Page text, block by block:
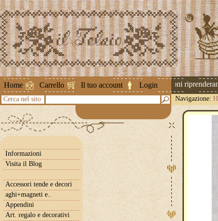
Home Carrello Il tuo account Login
Attenzione ! Le spedizioni
Cerca nel sito Navigazione:
Informazioni
Visita il Blog
Accessori tende e decori
aghi+magneti e..
Appendini
Art. regalo e decorativi